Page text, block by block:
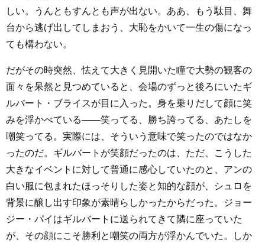
しい。うんともすんとも声が出ない。ああ、もう駄目、舞
台から逃げ出してしまおう、大恥をかいて一生の傷になっ
ても構わない。
だがその時突然、怯えて大きく見開いた瞳で大勢の観客の
面々を呆然と見つめていると、会場のずっと後ろにいたギ
ルバート・ブライスが目に入った。身を乗りだして顔に笑
みを浮かべている――笑ってる、勝ち誇ってる、あたしを
嘲笑ってる。実際には、そういう意味で笑ったのではなか
ったのだ。ギルバートが笑顔だったのは、ただ、こうした
大きなイベントに対して普通に感心していたのと、アンの
白い服に包まれたほっそりした姿と知的な顔が、シュロを
背景に醸し出す印象が素晴らしかったからだった。ジョー
ジー・パイはギルバートに送られてきて隣に座っていた
が、その顔にこそ勝利と嘲笑の両方が浮かんでいた。しか